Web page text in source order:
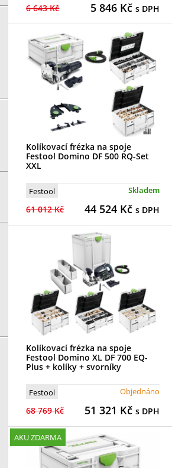
6 643 Kč 5 846 Kčs DPH
Kolíkovací frézka na spoje
Festool Domino DF 500 RQ-Set
XXL
Festool Skladem
61 012 Kč 44 524 Kčs DPH
Kolíkovací frézka na spoje
Festool Domino XL DF 700 EQ-
Plus + kolíky + svorníky
Festool Objednáno
68 769 Kč 51 321 Kčs DPH
AKU ZDARMA